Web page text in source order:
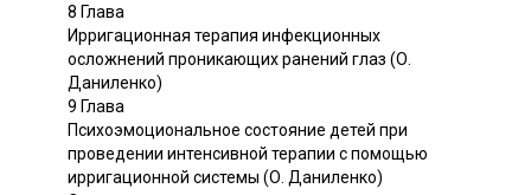
8 Глава
Ирригационная терапия инфекционных
осложнений проникающих ранений глаз (О.
Даниленко)
9 Глава
Психоэмоциональное состояние детей при
проведении интенсивной терапии с помощью
ирригационной системы (О. Даниленко)